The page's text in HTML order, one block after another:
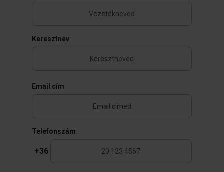
Keresztnév
Email cím
Telefonszám
+36